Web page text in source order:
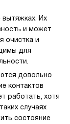
Их
и может
очистка и
для
довольно
контактов
работать, хотя
случаях
состояние